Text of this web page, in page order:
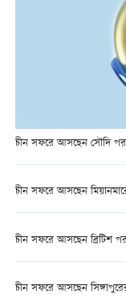
চীন সফরে আসছেন সৌদি
চীন সফরে আসছেন মিয়ানমারের
চীন সফরে আসছেন ব্রিটিশ
চীন সফরে আসছেন সিঙ্গাপুরের